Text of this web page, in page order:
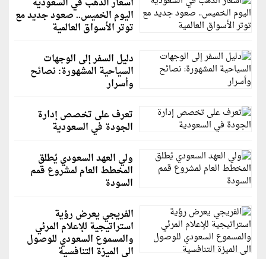
اليوم الخميس.. صعود جديد مع
توتر الأسواق العالمية
دليل السفر إلى الوجهات
السياحية المشهورة: نصائح
وأسرار
تعرف على تخصص إدارة
الجودة في السعودية
ولي العهد السعودي يُطلق
المخطط العام لمشروع قمم
السودة
الفريجي يعرض رؤية
استراتيجية للإعلام المرئي
والمسموع السعودي للوصول
الى الميزة التنافسية